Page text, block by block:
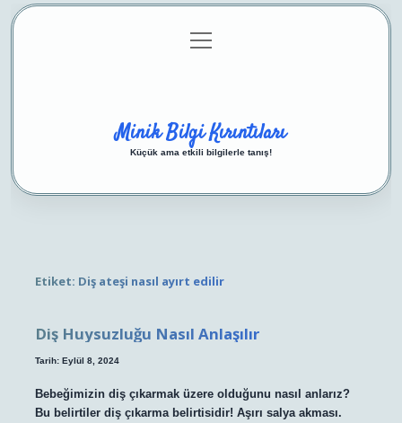
Gizlilik Politikası
menüyü
aç
Minik Bilgi Kırıntıları
Küçük ama etkili bilgilerle tanış!
Etiket: Diş ateşi nasıl ayırt edilir
Diş Huysuzluğu Nasıl Anlaşılır
Tarih: Eylül 8, 2024
Bebeğimizin diş çıkarmak üzere olduğunu nasıl anlarız?
Bu belirtiler diş çıkarma belirtisidir! Aşırı salya akması.